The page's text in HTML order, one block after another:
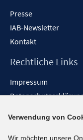
Presse
IAB-Newsletter
Kontakt
Rechtliche Links
Impressum
Barrieren melden
Verwendung von
Wir möchten unsere